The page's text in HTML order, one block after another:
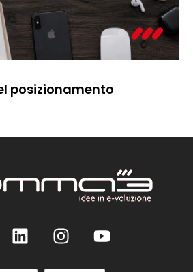
posizionamento